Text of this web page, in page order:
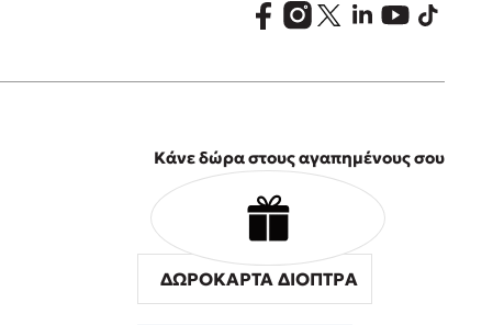
Κάνε δώρα στους αγαπημένους σου
ΔΩΡΟΚΑΡΤΑ ΔΙΟΠΤΡΑ